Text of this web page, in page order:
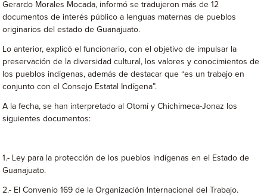
Gerardo Morales Mocada, informó se tradujeron más de 12
documentos de interés público a lenguas maternas de pueblos
originarios del estado de Guanajuato.
Lo anterior, explicó el funcionario, con el objetivo de impulsar la
preservación de la diversidad cultural, los valores y conocimientos de
los pueblos indígenas, además de destacar que “es un trabajo en
conjunto con el Consejo Estatal Indígena”.
A la fecha, se han interpretado al Otomí y Chichimeca-Jonaz los
siguientes documentos:
1.- Ley para la protección de los pueblos indígenas en el Estado de
Guanajuato.
2.- El Convenio 169 de la Organización Internacional del Trabajo.